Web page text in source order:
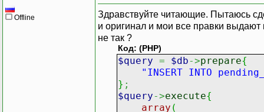
Offline
Здравствуйте читающие. Пытаюсь
и оригинал и мои все правки выдают
не так ?
Код: (PHP)
$query = $db->prepare{
"INSERT INTO
} ;
$query->execute{
array (